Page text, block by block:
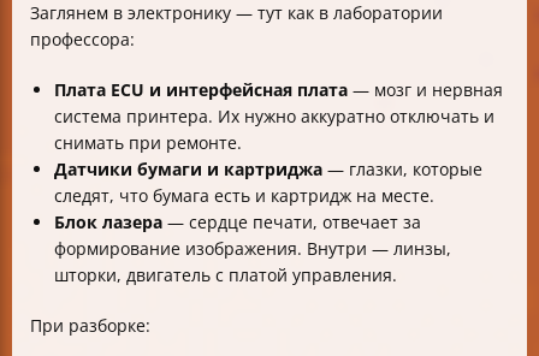
Заглянем в электронику — тут как в лаборатории
профессора:
Плата ECU и интерфейсная плата — мозг и нервная
система принтера. Их нужно аккуратно отключать и
снимать при ремонте.
Датчики бумаги и картриджа — глазки, которые
следят, что бумага есть и картридж на месте.
Блок лазера — сердце печати, отвечает за
формирование изображения. Внутри — линзы,
шторки, двигатель с платой управления.
При разборке: